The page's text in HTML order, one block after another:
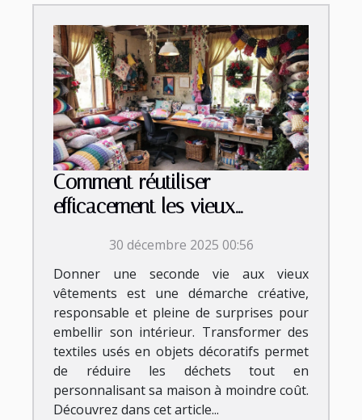
Comment réutiliser
efficacement les vieux
décorations maison ?
30 décembre 2025 00:56
Donner une seconde vie aux vieux
vêtements est une démarche créative,
responsable et pleine de surprises pour
embellir son intérieur. Transformer des
textiles usés en objets décoratifs permet
de réduire les déchets tout en
personnalisant sa maison à moindre coût.
Découvrez dans cet article...